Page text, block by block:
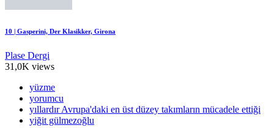
10 | Gasperini, Der Klasikker, Girona
Plase Dergi
31,0K views
yüzme
yorumcu
yıllardır Avrupa'daki en üst düzey takımların mücadele ettiği
yiğit gülmezoğlu